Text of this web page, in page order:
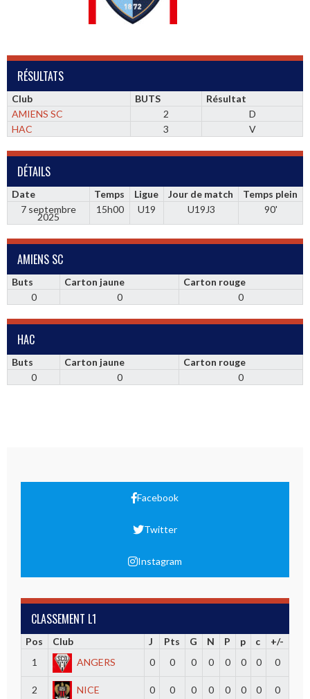
RÉSULTATS
Club BUTS
Résultat
AMIENS SC
2
D
HAC
3 V
DÉTAILS
Date Temps Ligue Jour de match
Temps plein
7 septembre
2025
15h00 U19 U19J3 90'
AMIENS SC
Buts Carton jaune
Carton rouge
0
0 0
HAC
Buts Carton jaune
Carton rouge
0
0 0
Facebook
Twitter
Instagram
CLASSEMENT L1
Pos Club J Pts G N P p c
+/-
1
ANGERS 0 0 0 0 0 0 0 0
2 NICE 0 0 0 0 0 0 0 0